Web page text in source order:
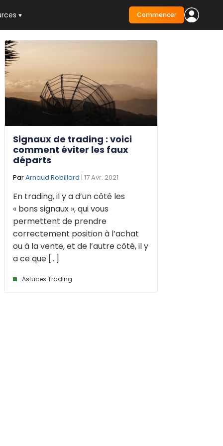
Commencer
Signaux de trading : voici
comment éviter les faux
départs
ParArnaud Robillard | 17 Avr. 2021
En trading, il y a d’un côté les
« bons signaux », qui vous
permettent de prendre
correctement position à l’achat
ou à la vente, et de l’autre côté, il y
a ce que [...]
Astuces Trading